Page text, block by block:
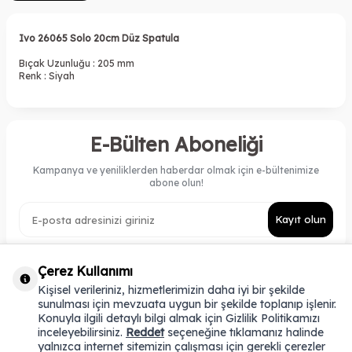
Ivo 26065 Solo 20cm Düz Spatula
​Bıçak Uzunluğu : 205 mm
Renk : Siyah
E-Bülten Aboneliği
Kampanya ve yeniliklerden haberdar olmak için e-bültenimize
abone olun!
Kayıt olun
KATEGORILER
ÖNEMLI BILGILER
HIZLI ERIŞIM
Çerez Kullanımı
Kişisel verileriniz, hizmetlerimizin daha iyi bir şekilde
sunulması için mevzuata uygun bir şekilde toplanıp işlenir.
Konuyla ilgili detaylı bilgi almak için Gizlilik Politikamızı
inceleyebilirsiniz. Reddetseçeneğine tıklamanız halinde
yalnızca internet sitemizin çalışması için gerekli çerezler